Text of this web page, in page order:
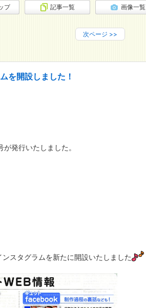
プ 記事一覧 画像一覧
次ページ >>
を開設しました！
発行いたしました。
スタグラムを新たに開設いたしました